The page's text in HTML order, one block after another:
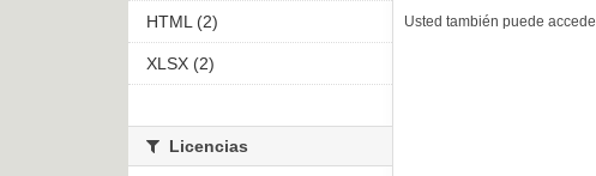
Usted también puede
HTML (2)
XLSX (2)
Licencias